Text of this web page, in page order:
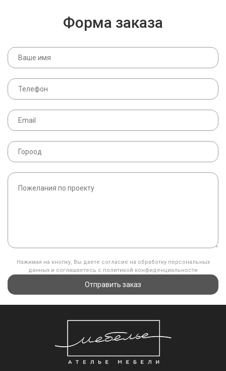
Форма заказа
Нажимая на кнопку, Вы даете согласие на обработку персональных
данных и соглашаетесь с политикой конфиденциальности
Отправить заказ